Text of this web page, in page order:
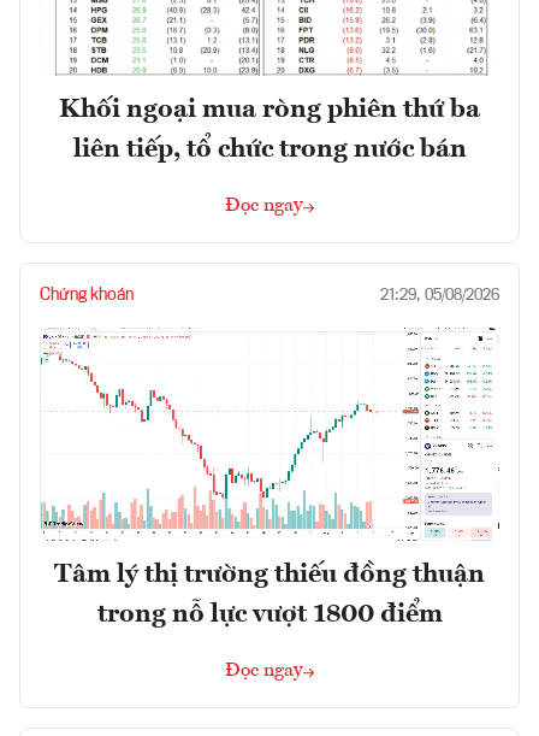
Khối ngoại mua ròng phiên thứ ba
liên tiếp, tổ chức trong nước bán
Đọc ngay
Chứng khoán 21:29, 05/08/2026
Tâm lý thị trường thiếu đồng thuận
trong nỗ lực vượt 1800 điểm
Đọc ngay